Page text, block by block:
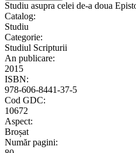
Studiu asupra celei de-a doua
Catalog:
Studiu
Categorie:
Studiul Scripturii
An publicare:
2015
ISBN:
978-606-8441-37-5
Cod GDC:
10672
Aspect:
Broșat
Număr pagini: